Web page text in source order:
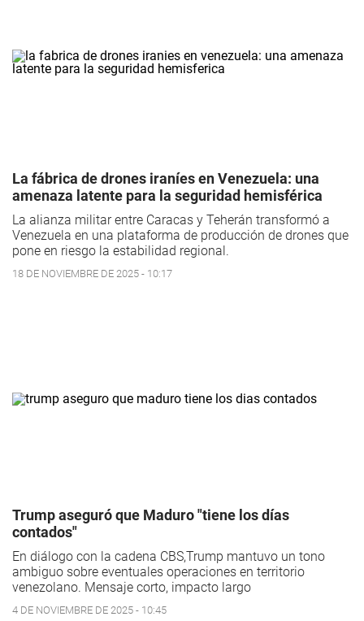
La fábrica de drones iraníes en Venezuela: una
amenaza latente para la seguridad hemisférica
La alianza militar entre Caracas y Teherán transformó a
Venezuela en una plataforma de producción de drones que
pone en riesgo la estabilidad regional.
18 DE NOVIEMBRE DE 2025 - 10:17
Trump aseguró que Maduro "tiene los días
contados"
En diálogo con la cadena CBS,Trump mantuvo un tono
ambiguo sobre eventuales operaciones en territorio
venezolano. Mensaje corto, impacto largo
4 DE NOVIEMBRE DE 2025 - 10:45